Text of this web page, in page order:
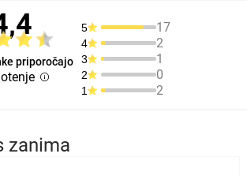
priporočajo
5 17
4 2
3 1
2 0
1 2
zanima